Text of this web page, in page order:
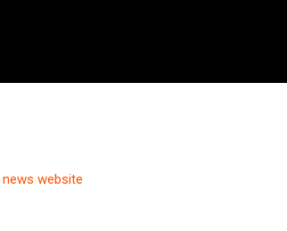
website